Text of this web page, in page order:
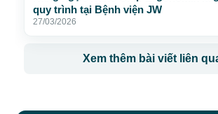
quy trình tại Bệnh viện JW
27/03/2026
Xem thêm bài viết liên